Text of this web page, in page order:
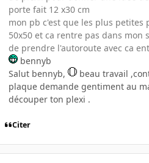
porte fait 12 x30 cm
mon pb c'est que les plus petites
50x50 et ca rentre pas dans mon
de prendre l'autoroute avec ca
bennyb
Salut bennyb,
beau travail
plaque demande gentiment au
découper ton plexi .
Citer